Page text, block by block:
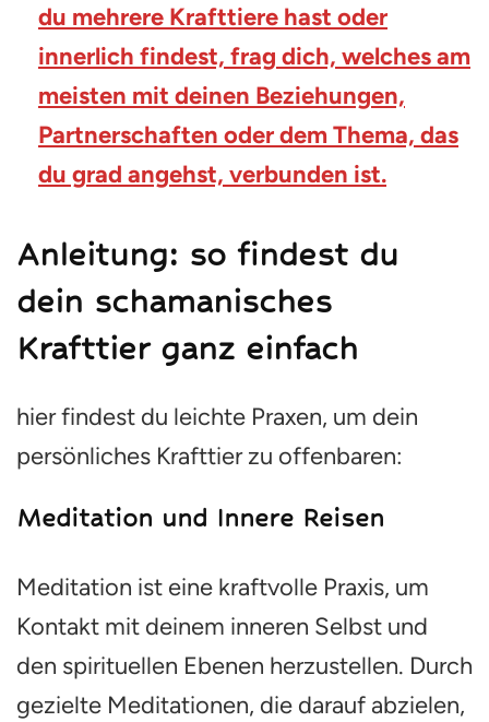
du mehrere Krafttiere hast oder
innerlich findest, frag dich, welches am
meisten mit deinen Beziehungen,
Partnerschaften oder dem Thema, das
du grad angehst, verbunden ist.
Anleitung: so findest du
dein schamanisches
Krafttier ganz einfach
hier findest du leichte Praxen, um dein
persönliches Krafttier zu offenbaren:
Meditation und Innere Reisen
Meditation ist eine kraftvolle Praxis, um
Kontakt mit deinem inneren Selbst und
den spirituellen Ebenen herzustellen. Durch
gezielte Meditationen, die darauf abzielen,